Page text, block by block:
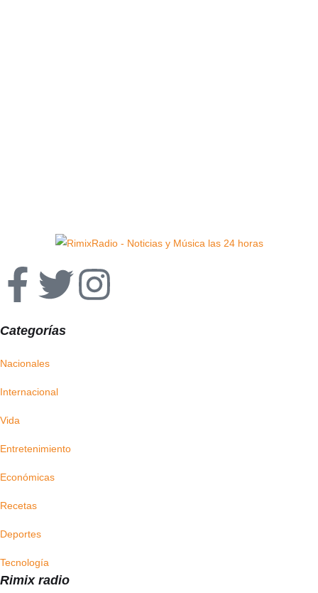
Rimix radio
Categorías
Nacionales
Internacional
Vida
Entretenimiento
Económicas
Recetas
Deportes
Tecnología